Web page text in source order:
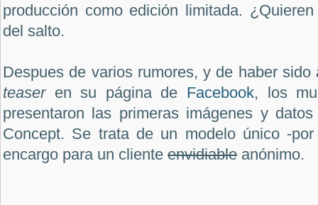
producción como edición limitada.
del salto.
Despues de varios rumores, y de haber sido
teaseren su página de Facebook, los
presentaron las primeras imágenes y
Concept. Se trata de un modelo único -
encargo para un cliente envidiable anónimo.